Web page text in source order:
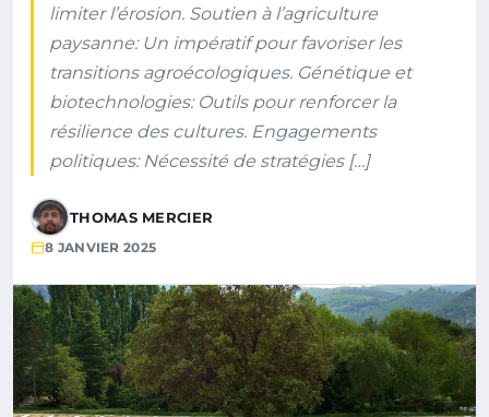
limiter l’érosion. Soutien à l’agriculture
paysanne: Un impératif pour favoriser les
transitions agroécologiques. Génétique et
biotechnologies: Outils pour renforcer la
résilience des cultures. Engagements
politiques: Nécessité de stratégies […]
THOMAS MERCIER
8 JANVIER 2025